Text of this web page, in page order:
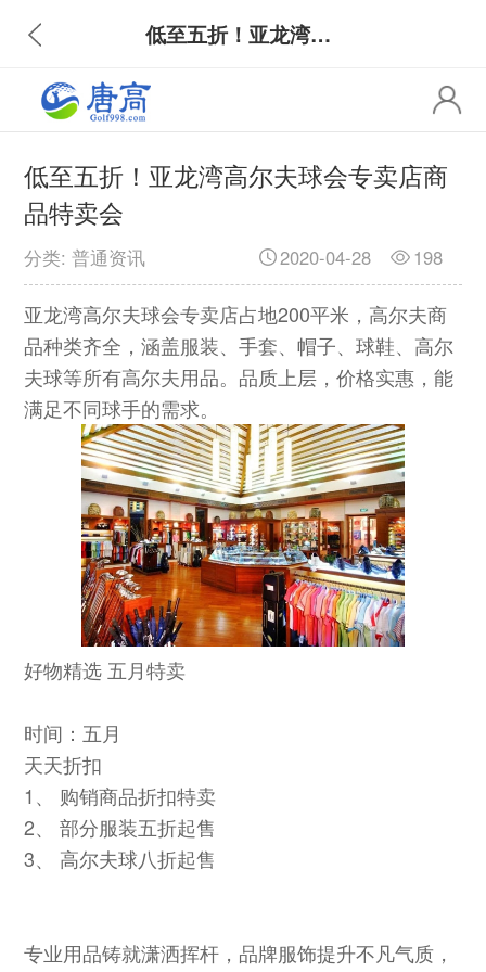
低至五折！亚龙湾高尔夫球会专卖店商品特卖会
低至五折！亚龙湾高尔夫球会专卖店商
品特卖会
分类: 普通资讯 198
2020-04-28
亚龙湾高尔夫球会专卖店占地200平米，高尔夫商
品种类齐全，涵盖服装、手套、帽子、球鞋、高尔
夫球等所有高尔夫用品。品质上层，价格实惠，能
满足不同球手的需求。
好物精选 五月特卖
时间：五月
天天折扣
1、 购销商品折扣特卖
2、 部分服装五折起售
3、 高尔夫球八折起售
专业用品铸就潇洒挥杆，品牌服饰提升不凡气质，